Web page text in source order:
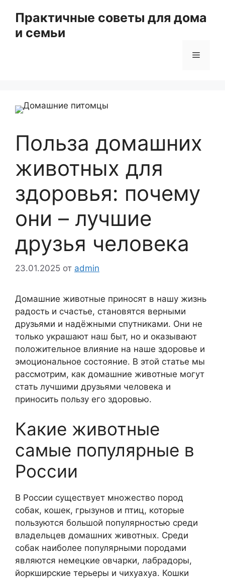
содержимому
Практичные советы для дома
и семьи
Меню
Польза домашних
животных для
здоровья: почему
они – лучшие
друзья человека
23.01.2025 от admin
Домашние животные приносят в нашу жизнь
радость и счастье, становятся верными
друзьями и надёжными спутниками. Они не
только украшают наш быт, но и оказывают
положительное влияние на наше здоровье и
эмоциональное состояние. В этой статье мы
рассмотрим, как домашние животные могут
стать лучшими друзьями человека и
приносить пользу его здоровью.
Какие животные
самые популярные в
России
В России существует множество пород
собак, кошек, грызунов и птиц, которые
пользуются большой популярностью среди
владельцев домашних животных. Среди
собак наиболее популярными породами
являются немецкие овчарки, лабрадоры,
йоркширские терьеры и чихуахуа. Кошки